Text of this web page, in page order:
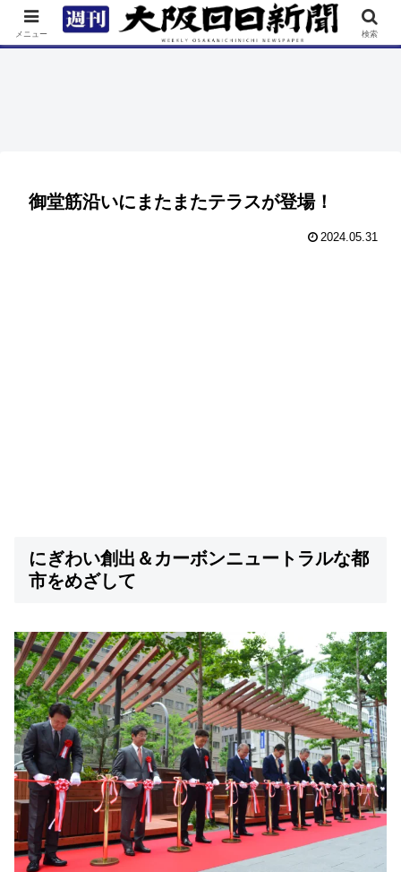
TOP 特集 ニュース 連載 街ネタ イベント
御堂筋沿いにまたまたテラスが登場！
2024.05.31
にぎわい創出＆カーボンニュートラルな都
市をめざして
メニュー 検索